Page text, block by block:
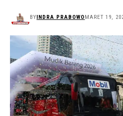
BYINDRA PRABOWOMARET 19,